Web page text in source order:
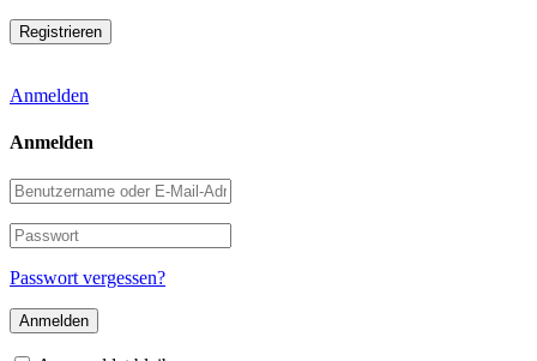
Anmelden
Anmelden
Benutzername
oder
E-
Mail-
Adresse
Passwort
Passwort vergessen?